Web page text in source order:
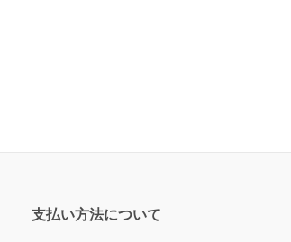
支払い方法について